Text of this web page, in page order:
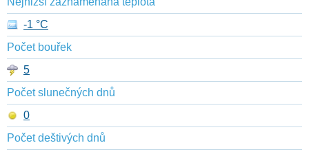
-1 °C
Počet bouřek
5
Počet slunečných dnů
0
Počet deštivých dnů